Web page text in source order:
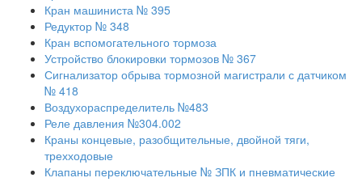
Кран машиниста № 395
Редуктор № 348
Кран вспомогательного тормоза
Устройство блокировки тормозов № 367
Сигнализатор обрыва тормозной магистрали с датчиком
№ 418
Воздухораспределитель №483
Реле давления №304.002
Краны концевые, разобщительные, двойной тяги,
трехходовые
Клапаны переключательные № ЗПК и пневматические